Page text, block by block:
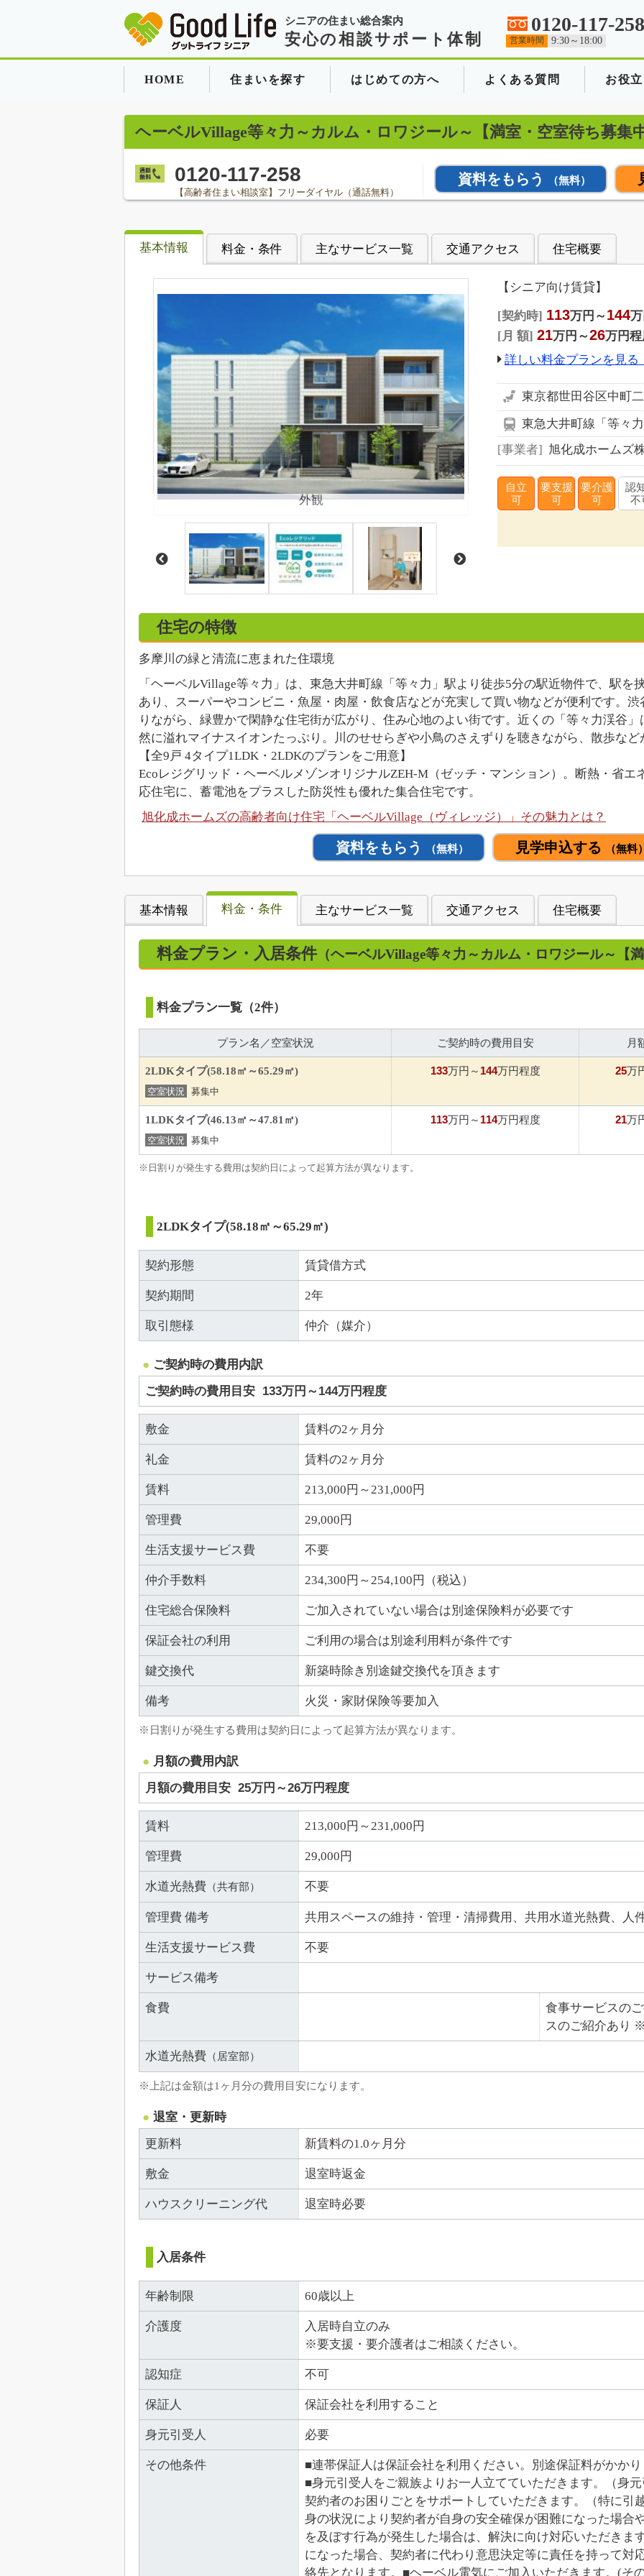
シニアの住まい総合案内
安心の相談サポート体制
0120-117-258
営業時間 9:30～18:00
HOME 住まいを探す はじめての方へ よくある質問 お役
ヘーベルVillage等々力～カルム・ロワジール～【満室・空室待ち募集
0120-117-258
【高齢者住まい相談室】フリーダイヤル（通話無料）
資料をもらう （無料）
基本情報 料金・条件 主なサービス一覧 交通アクセス 住宅概要
外観
【シニア向け賃貸】
契約時 113万円～ 144
月 額 21万円～26万円
詳しい料金プランを見る
東京都世田谷区中町
東急大井町線「等々
事業者
旭化成ホームズ
自立
可
要支援
可
要介護
可
認
不
住宅の特徴
多摩川の緑と清流に恵まれた住環境
「ヘーベルVillage等々力」は、東急大井町線「等々力」駅より徒歩5分の駅近物件で、駅を
あり、スーパーやコンビニ・魚屋・肉屋・飲食店などが充実して買い物などが便利です。
りながら、緑豊かで閑静な住宅街が広がり、住み心地のよい街です。近くの「等々力渓谷
然に溢れマイナスイオンたっぷり。川のせせらぎや小鳥のさえずりを聴きながら、散歩など
【全9戸 4タイプ1LDK・2LDKのプランをご用意】
Ecoレジグリッド・ヘーベルメゾンオリジナルZEH-M（ゼッチ・マンション）。断熱・省エ
応住宅に、蓄電池をプラスした防災性も優れた集合住宅です。
旭化成ホームズの高齢者向け住宅「ヘーベルVillage（ヴィレッジ）」その魅力とは？
資料をもらう （無料） 見学申込する （無料
基本情報 料金・条件 主なサービス一覧 交通アクセス 住宅概要
料金プラン・入居条件 （ヘーベルVillage等々力～カルム・ロワジール～【
料金プラン一覧（2件）
プラン名／空室状況 ご契約時の費用目安 月
2LDKタイプ(58.18㎡～65.29㎡)
空室状況 募集中
133万円～ 144万円程度 25万
1LDKタイプ(46.13㎡～47.81㎡)
空室状況 募集中
113万円～ 114万円程度 21万
※日割りが発生する費用は契約日によって起算方法が異なります。
2LDKタイプ(58.18㎡～65.29㎡)
契約形態 賃貸借方式
契約期間 2年
取引態様 仲介（媒介）
ご契約時の費用内訳
ご契約時の費用目安 133万円～144万円程度
敷金 賃料の2ヶ月分
礼金 賃料の2ヶ月分
賃料 213,000円～231,000円
管理費 29,000円
生活支援サービス費 不要
仲介手数料 234,300円～254,100円（税込）
住宅総合保険料 ご加入されていない場合は別途保険料が必要です
保証会社の利用 ご利用の場合は別途利用料が条件です
鍵交換代 新築時除き別途鍵交換代を頂きます
備考 火災・家財保険等要加入
※日割りが発生する費用は契約日によって起算方法が異なります。
月額の費用内訳
月額の費用目安 25万円～26万円程度
賃料 213,000円～231,000円
管理費 29,000円
水道光熱費 （共有部） 不要
管理費 備考 共用スペースの維持・管理・清掃費用、共用水道光熱費、人
生活支援サービス費 不要
サービス備考
食費
食事サービスの
スのご紹介あり
水道光熱費 （居室部）
※上記は金額は1ヶ月分の費用目安になります。
退室・更新時
更新料
新賃料の1.0ヶ月分
敷金 退室時返金
ハウスクリーニング代 退室時必要
入居条件
年齢制限 60歳以上
介護度
入居時自立のみ
※要支援・要介護者はご相談ください。
認知症 不可
保証人 保証会社を利用すること
身元引受人 必要
その他条件
■連帯保証人は保証会社を利用ください。別途保証料がかか
■身元引受人をご親族よりお一人立てていただきます。（身
契約者のお困りごとをサポートしていただきます。（特に引
身の状況により契約者が自身の安全確保が困難になった場合
を及ぼす行為が発生した場合は、解決に向け対応いただきま
になった場合、契約者に代わり意思決定等に責任を持って対
絡先となります。■ヘーベル電気にご加入いただきます。(そ